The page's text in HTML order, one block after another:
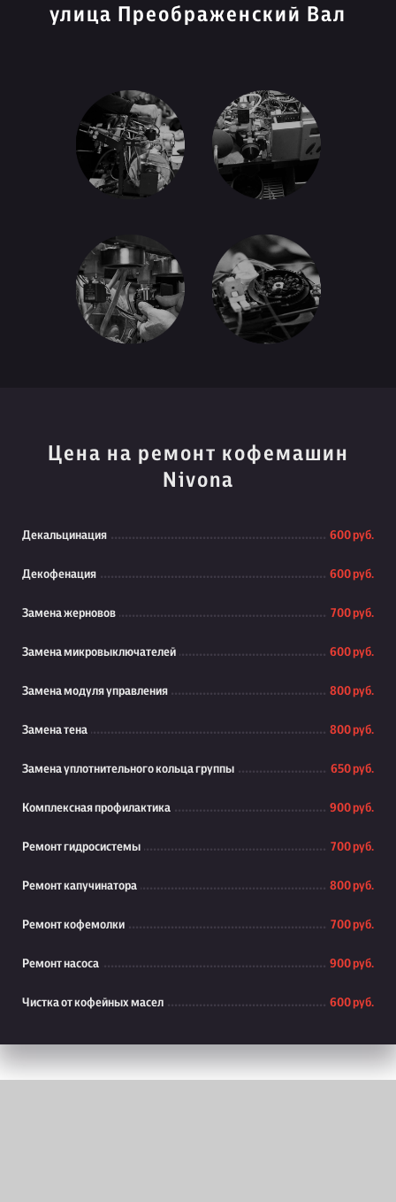
улица Преображенский Вал
Цена на ремонт кофемашин
Nivona
Декальцинация 600 руб.
Декофенация 600 руб.
Замена жерновов 700 руб.
Замена микровыключателей 600 руб.
Замена модуля управления 800 руб.
Замена тена 800 руб.
Замена уплотнительного кольца группы 650 руб.
Комплексная профилактика 900 руб.
Ремонт гидросистемы 700 руб.
Ремонт капучинатора 800 руб.
Ремонт кофемолки 700 руб.
Ремонт насоса 900 руб.
Чистка от кофейных масел 600 руб.